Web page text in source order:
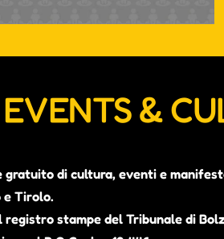
EVENTS &
gratuito di cultura, eventi e
e Tirolo.
stampe del Tribunale di